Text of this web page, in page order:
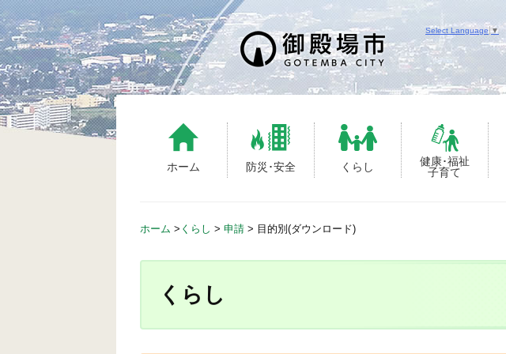
S
k
i
p
t
o
c
ホーム 防災･安全 くらし
健康･福祉
子育て
Select Language ▼
ホーム > くらし > 申請 > 目的別(ダウンロード)
くらし